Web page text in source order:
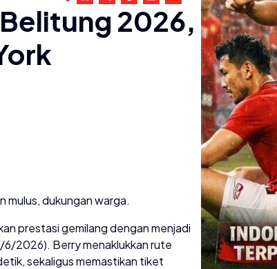
2026,
mulus, dukungan warga.
prestasi gemilang dengan menjadi
6/2026). Berry menaklukkan rute
sekaligus memastikan tiket